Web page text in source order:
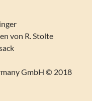
von R. Stolte
GmbH © 2018